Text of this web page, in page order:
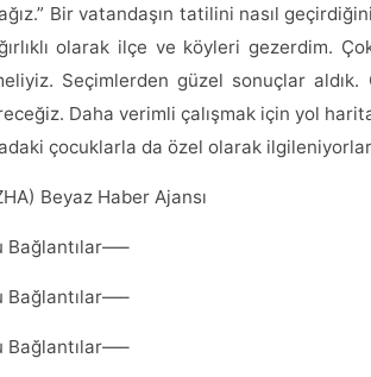
Bir vatandaşın tatilini nasıl
olarak ilçe ve köyleri gezerdim.
Seçimlerden güzel sonuçlar
Daha verimli çalışmak için yol
çocuklarla da özel olarak
Beyaz Haber Ajansı
Bağlantılar—–
Bağlantılar—–
Bağlantılar—–